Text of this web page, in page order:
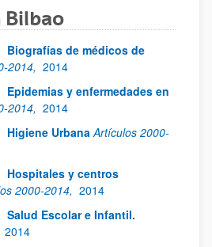
Bilbao
Biografías de médicos de
2014, 2014
Epidemias y enfermedades en
2014, 2014
Higiene Urbana Artículos 2000-
Hospitales y centros
2000-2014, 2014
Salud Escolar e Infantil.
2014